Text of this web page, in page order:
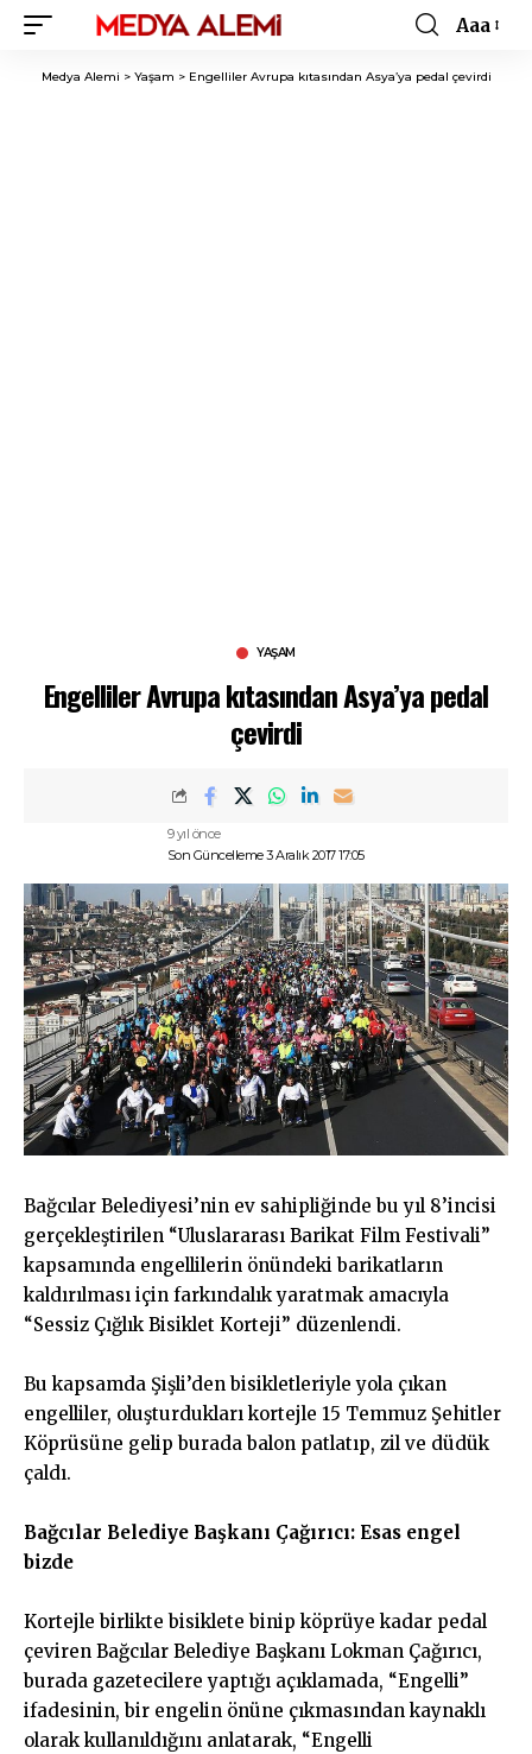
Font
Resizer
Aaa
Medya Alemi > Yaşam > Engelliler Avrupa kıtasından Asya’ya pedal çevirdi
YAŞAM
Engelliler Avrupa kıtasından Asya’ya pedal
çevirdi
Son Güncelleme 3 Aralık 2017 17:05
9 yıl önce
Bağcılar Belediyesi’nin ev sahipliğinde bu yıl 8’incisi
gerçekleştirilen “Uluslararası Barikat Film Festivali”
kapsamında engellilerin önündeki barikatların
kaldırılması için farkındalık yaratmak amacıyla
“Sessiz Çığlık Bisiklet Korteji” düzenlendi.
Bu kapsamda Şişli’den bisikletleriyle yola çıkan
engelliler, oluşturdukları kortejle 15 Temmuz Şehitler
Köprüsüne gelip burada balon patlatıp, zil ve düdük
çaldı.
Bağcılar Belediye Başkanı Çağırıcı: Esas engel
bizde
Kortejle birlikte bisiklete binip köprüye kadar pedal
çeviren Bağcılar Belediye Başkanı Lokman Çağırıcı,
burada gazetecilere yaptığı açıklamada, “Engelli”
ifadesinin, bir engelin önüne çıkmasından kaynaklı
olarak kullanıldığını anlatarak, “Engelli